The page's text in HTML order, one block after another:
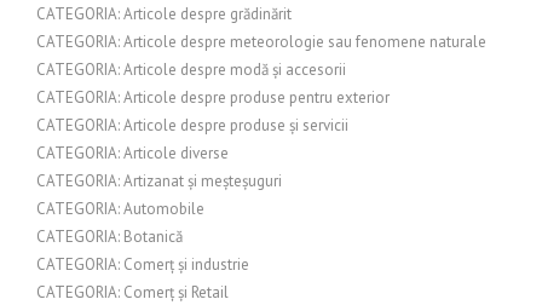
CATEGORIA: Articole despre grădinărit
CATEGORIA: Articole despre meteorologie sau fenomene naturale
CATEGORIA: Articole despre modă și accesorii
CATEGORIA: Articole despre produse pentru exterior
CATEGORIA: Articole despre produse și servicii
CATEGORIA: Articole diverse
CATEGORIA: Artizanat și meșteșuguri
CATEGORIA: Automobile
CATEGORIA: Botanică
CATEGORIA: Comerț și industrie
CATEGORIA: Comerț și Retail